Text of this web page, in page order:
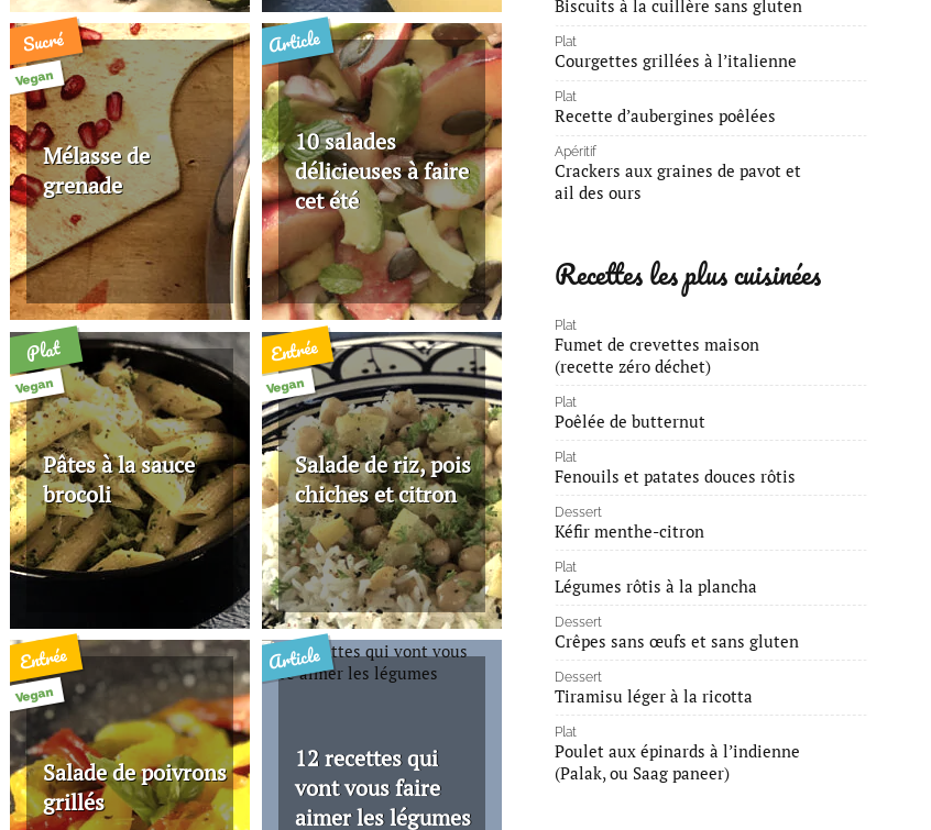
Sucré
Vegan
Mélasse de
grenade
Article
10 salades
délicieuses à faire
cet été
Plat
Vegan
Pâtes à la sauce
brocoli
Entrée
Vegan
Salade de riz, pois
chiches et citron
Entrée
Vegan
Salade de poivrons
grillés
Article
12 recettes qui
vont vous faire
aimer les légumes
Biscuits à la cuillère sans gluten
Plat
Courgettes grillées à l’italienne
Plat
Recette d’aubergines poêlées
Apéritif
Crackers aux graines de pavot et
ail des ours
Recettes les plus cuisinées
Plat
Fumet de crevettes maison
(recette zéro déchet)
Plat
Poêlée de butternut
Plat
Fenouils et patates douces rôtis
Dessert
Kéfir menthe-citron
Plat
Légumes rôtis à la plancha
Dessert
Crêpes sans œufs et sans gluten
Dessert
Tiramisu léger à la ricotta
Plat
Poulet aux épinards à l’indienne
(Palak, ou Saag paneer)